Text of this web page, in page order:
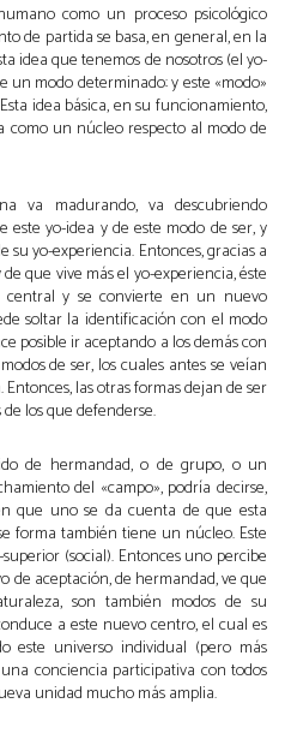
como un proceso psicológico
de partida se basa, en general, en la
idea que tenemos de nosotros (el yo-
un modo determinado: y este «modo»
idea básica, en su funcionamiento,
un núcleo respecto al modo de
va madurando, va descubriendo
este yo-idea y de este modo de ser, y
yo-experiencia. Entonces, gracias a
que vive más el yo-experiencia, éste
central y se convierte en un nuevo
soltar la identificación con el modo
posible ir aceptando a los demás con
de ser, los cuales antes se veían
las otras formas dejan de ser
los que defenderse.
de hermandad, o de grupo, o un
del «campo», podría decirse,
que uno se da cuenta de que esta
forma también tiene un núcleo. Este
(social). Entonces uno percibe
de aceptación, de hermandad, ve que
son también modos de su
a este nuevo centro, el cual es
este universo individual (pero más
conciencia participativa con todos
unidad mucho más amplia.